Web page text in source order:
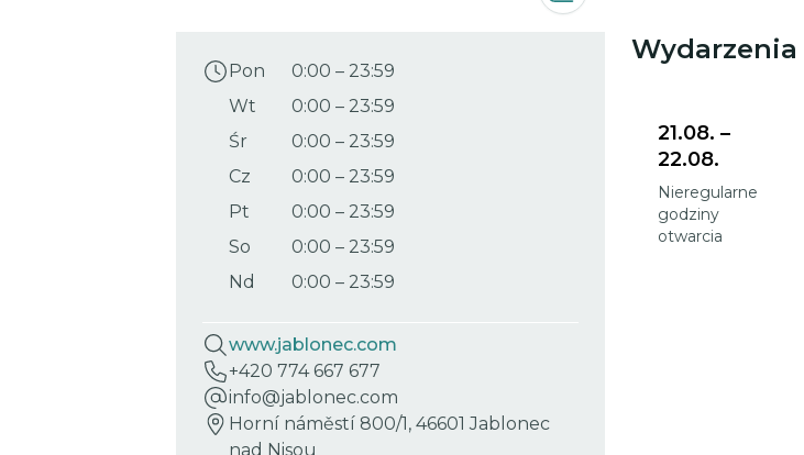
Pon 0:00 – 23:59
Wt
0:00 – 23:59
Śr
0:00 – 23:59
Cz
0:00 – 23:59
Pt
0:00 – 23:59
So
0:00 – 23:59
Nd
0:00 – 23:59
www.jablonec.com
+420 774 667 677
info@jablonec.com
Horní náměstí 800/1, 46601 Jablonec
nad Nisou
Wydarzenia
21.08. –
22.08.
Nieregularne
godziny
otwarcia